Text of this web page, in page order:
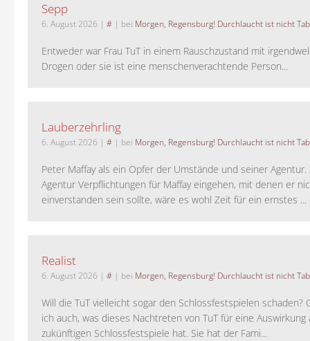
Sepp
6. August 2026 | # | bei Morgen, Regensburg! Durchlaucht ist nicht
Entweder war Frau TuT in einem Rauschzustand mit
Drogen oder sie ist eine menschenverachtende Person...
Lauberzehrling
6. August 2026 | # | bei Morgen, Regensburg! Durchlaucht ist nicht
Peter Maffay als ein Opfer der Umstände und seiner Agentur.
Agentur Verpflichtungen für Maffay eingehen, mit denen er
einverstanden sein sollte, wäre es wohl Zeit für ein ernstes ...
Realist
6. August 2026 | # | bei Morgen, Regensburg! Durchlaucht ist nicht
Will die TuT vielleicht sogar den Schlossfestspielen schaden?
ich auch, was dieses Nachtreten von TuT für eine Auswirkung
zukünftigen Schlossfestspiele hat. Sie hat der Fami...